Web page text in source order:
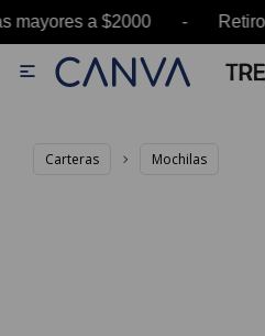
a $2000 - Retiro

Carteras Mochilas